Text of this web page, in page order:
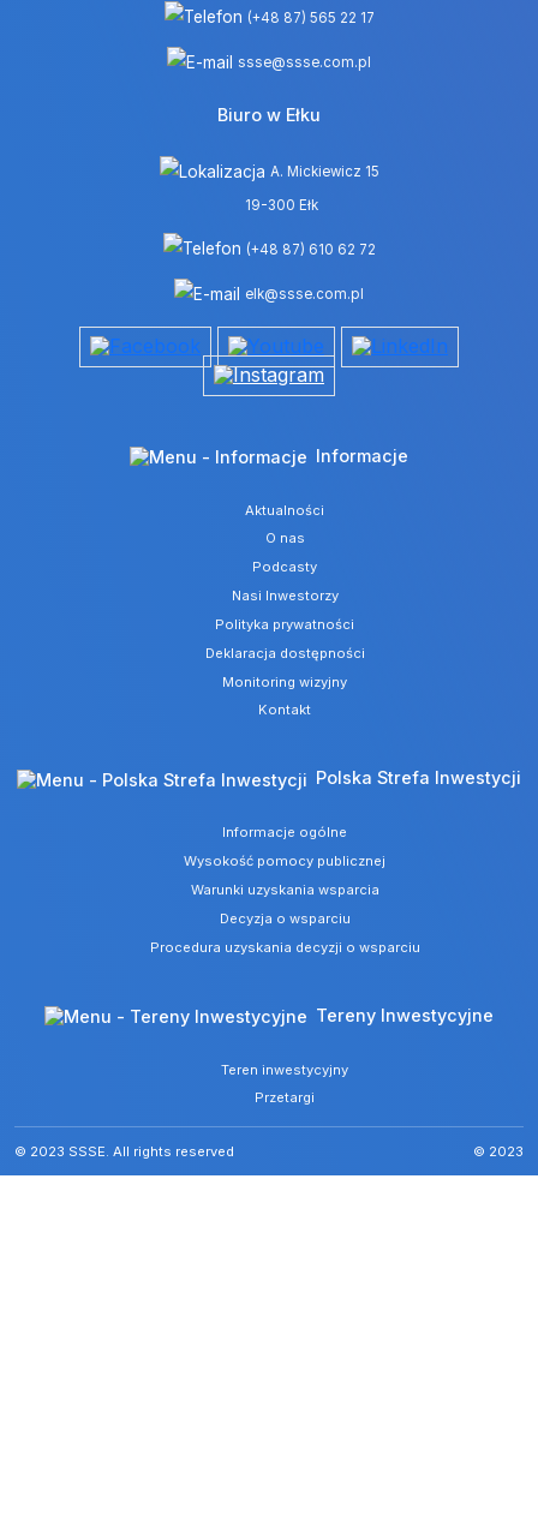
(+48 87) 565 22 17
ssse@ssse.com.pl
Biuro w Ełku
A. Mickiewicz 15
19-300 Ełk
(+48 87) 610 62 72
elk@ssse.com.pl
Informacje
Aktualności
O nas
Podcasty
Nasi Inwestorzy
Polityka prywatności
Deklaracja dostępności
Monitoring wizyjny
Kontakt
Polska Strefa Inwestycji
Informacje ogólne
Wysokość pomocy publicznej
Warunki uzyskania wsparcia
Decyzja o wsparciu
Procedura uzyskania decyzji o wsparciu
Tereny Inwestycyjne
Teren inwestycyjny
Przetargi
© 2023 SSSE. All rights reserved © 2023